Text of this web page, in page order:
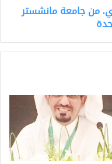
من جامعة مانشستر